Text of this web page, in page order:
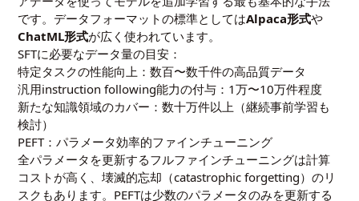
です。データフォーマットの標準としてはAlpaca形式や
ChatML形式が広く使われています。
SFTに必要なデータ量の目安：
特定タスクの性能向上：数百〜数千件の高品質データ
汎用instruction following能力の付与：1万〜10万件程度
新たな知識領域のカバー：数十万件以上（継続事前学習も
検討）
PEFT：パラメータ効率的ファインチューニング
全パラメータを更新するフルファインチューニングは計算
コストが高く、壊滅的忘却（catastrophic forgetting）のリ
スクもあります。PEFTは少数のパラメータのみを更新する